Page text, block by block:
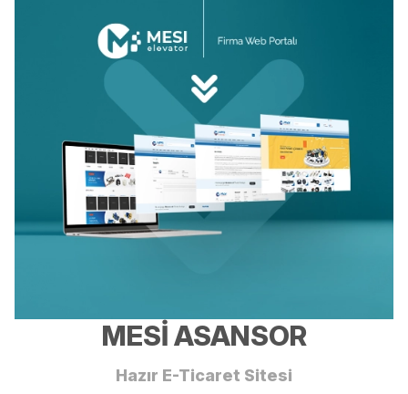
MESİ ASANSOR
Hazır E-Ticaret Sitesi